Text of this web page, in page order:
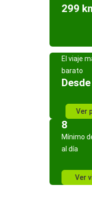
299
El viaje
barato
Ver
8
Mínimo
al día
Ver